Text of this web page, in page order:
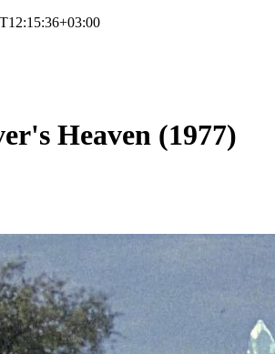
Heaven (1977)